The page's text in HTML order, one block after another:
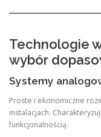
Technologie
wybór
Systemy
Proste i ekonomiczne
instalacjach.
funkcjonalnością.